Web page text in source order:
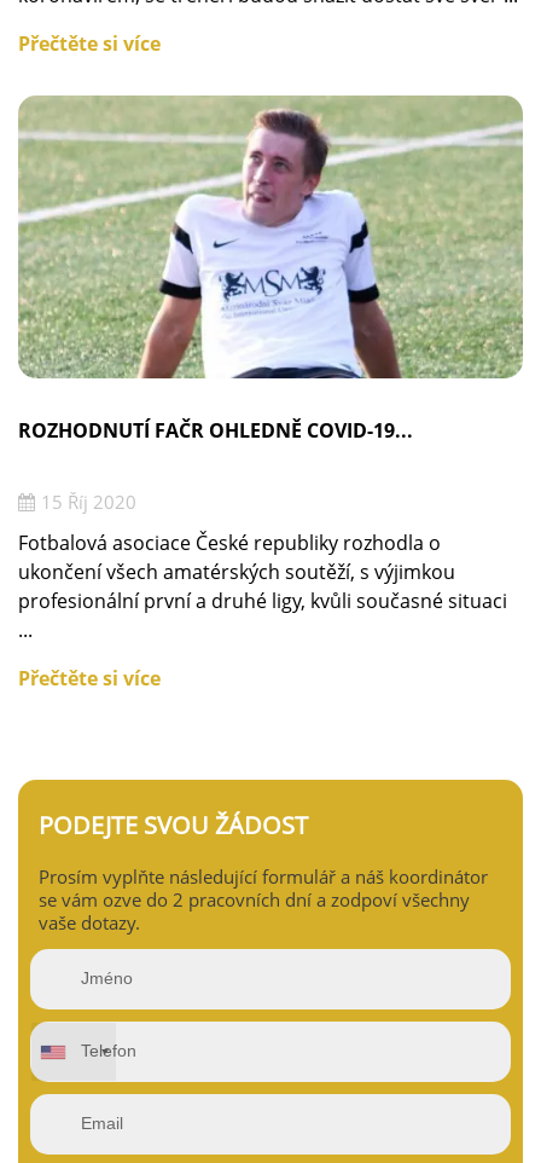
Přečtěte si více
ROZHODNUTÍ FAČR OHLEDNĚ COVID-19...
15 Říj 2020
Fotbalová asociace České republiky rozhodla o
ukončení všech amatérských soutěží, s výjimkou
profesionální první a druhé ligy, kvůli současné situaci
...
Přečtěte si více
PODEJTE SVOU ŽÁDOST
Prosím vyplňte následující formulář a náš koordinátor
se vám ozve do 2 pracovních dní a zodpoví všechny
vaše dotazy.